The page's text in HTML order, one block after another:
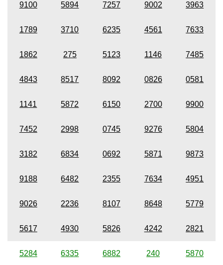
9100 5894 7257 9002 3963
1789 3710 6235 4561 7633
1862 275 5123 1146 7485
4843 8517 8092 0826 0581
1141 5872 6150 2700 9900
7452 2998 0745 9276 5804
3182 6834 0692 5871 9873
9188 6482 2355 7634 4951
9026 2236 8107 8648 5779
5617 4930 5826 4242 2821
5284 6335 6882 240 5870